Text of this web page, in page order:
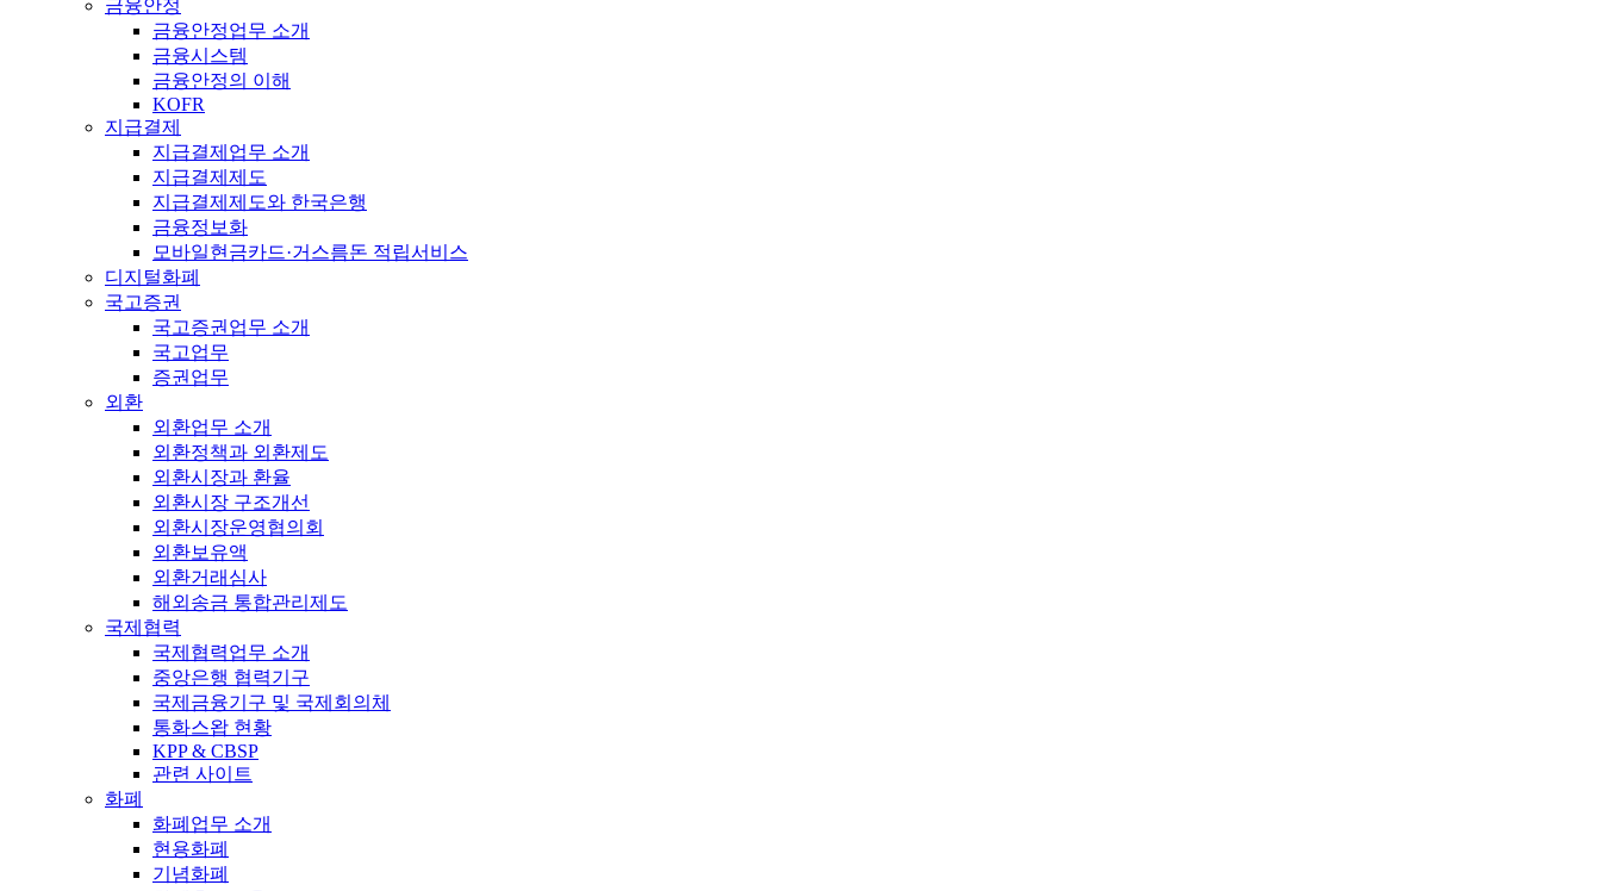
금융안정
금융안정업무 소개
금융시스템
금융안정의 이해
KOFR
지급결제
지급결제업무 소개
지급결제제도
지급결제제도와 한국은행
금융정보화
모바일현금카드·거스름돈 적립서비스
디지털화폐
국고증권
국고증권업무 소개
국고업무
증권업무
외환
외환업무 소개
외환정책과 외환제도
외환시장과 환율
외환시장 구조개선
외환시장운영협의회
외환보유액
외환거래심사
해외송금 통합관리제도
국제협력
국제협력업무 소개
중앙은행 협력기구
국제금융기구 및 국제회의체
통화스왑 현황
KPP & CBSP
관련 사이트
화폐
화폐업무 소개
현용화폐
기념화폐